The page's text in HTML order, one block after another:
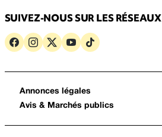
SUIVEZ-NOUS SUR LES RÉSEAUX
Annonces légales
Avis & Marchés publics